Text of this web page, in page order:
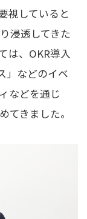
視していると
浸透してきた
は、OKR導入
」などのイベ
などを通じ
てきました。